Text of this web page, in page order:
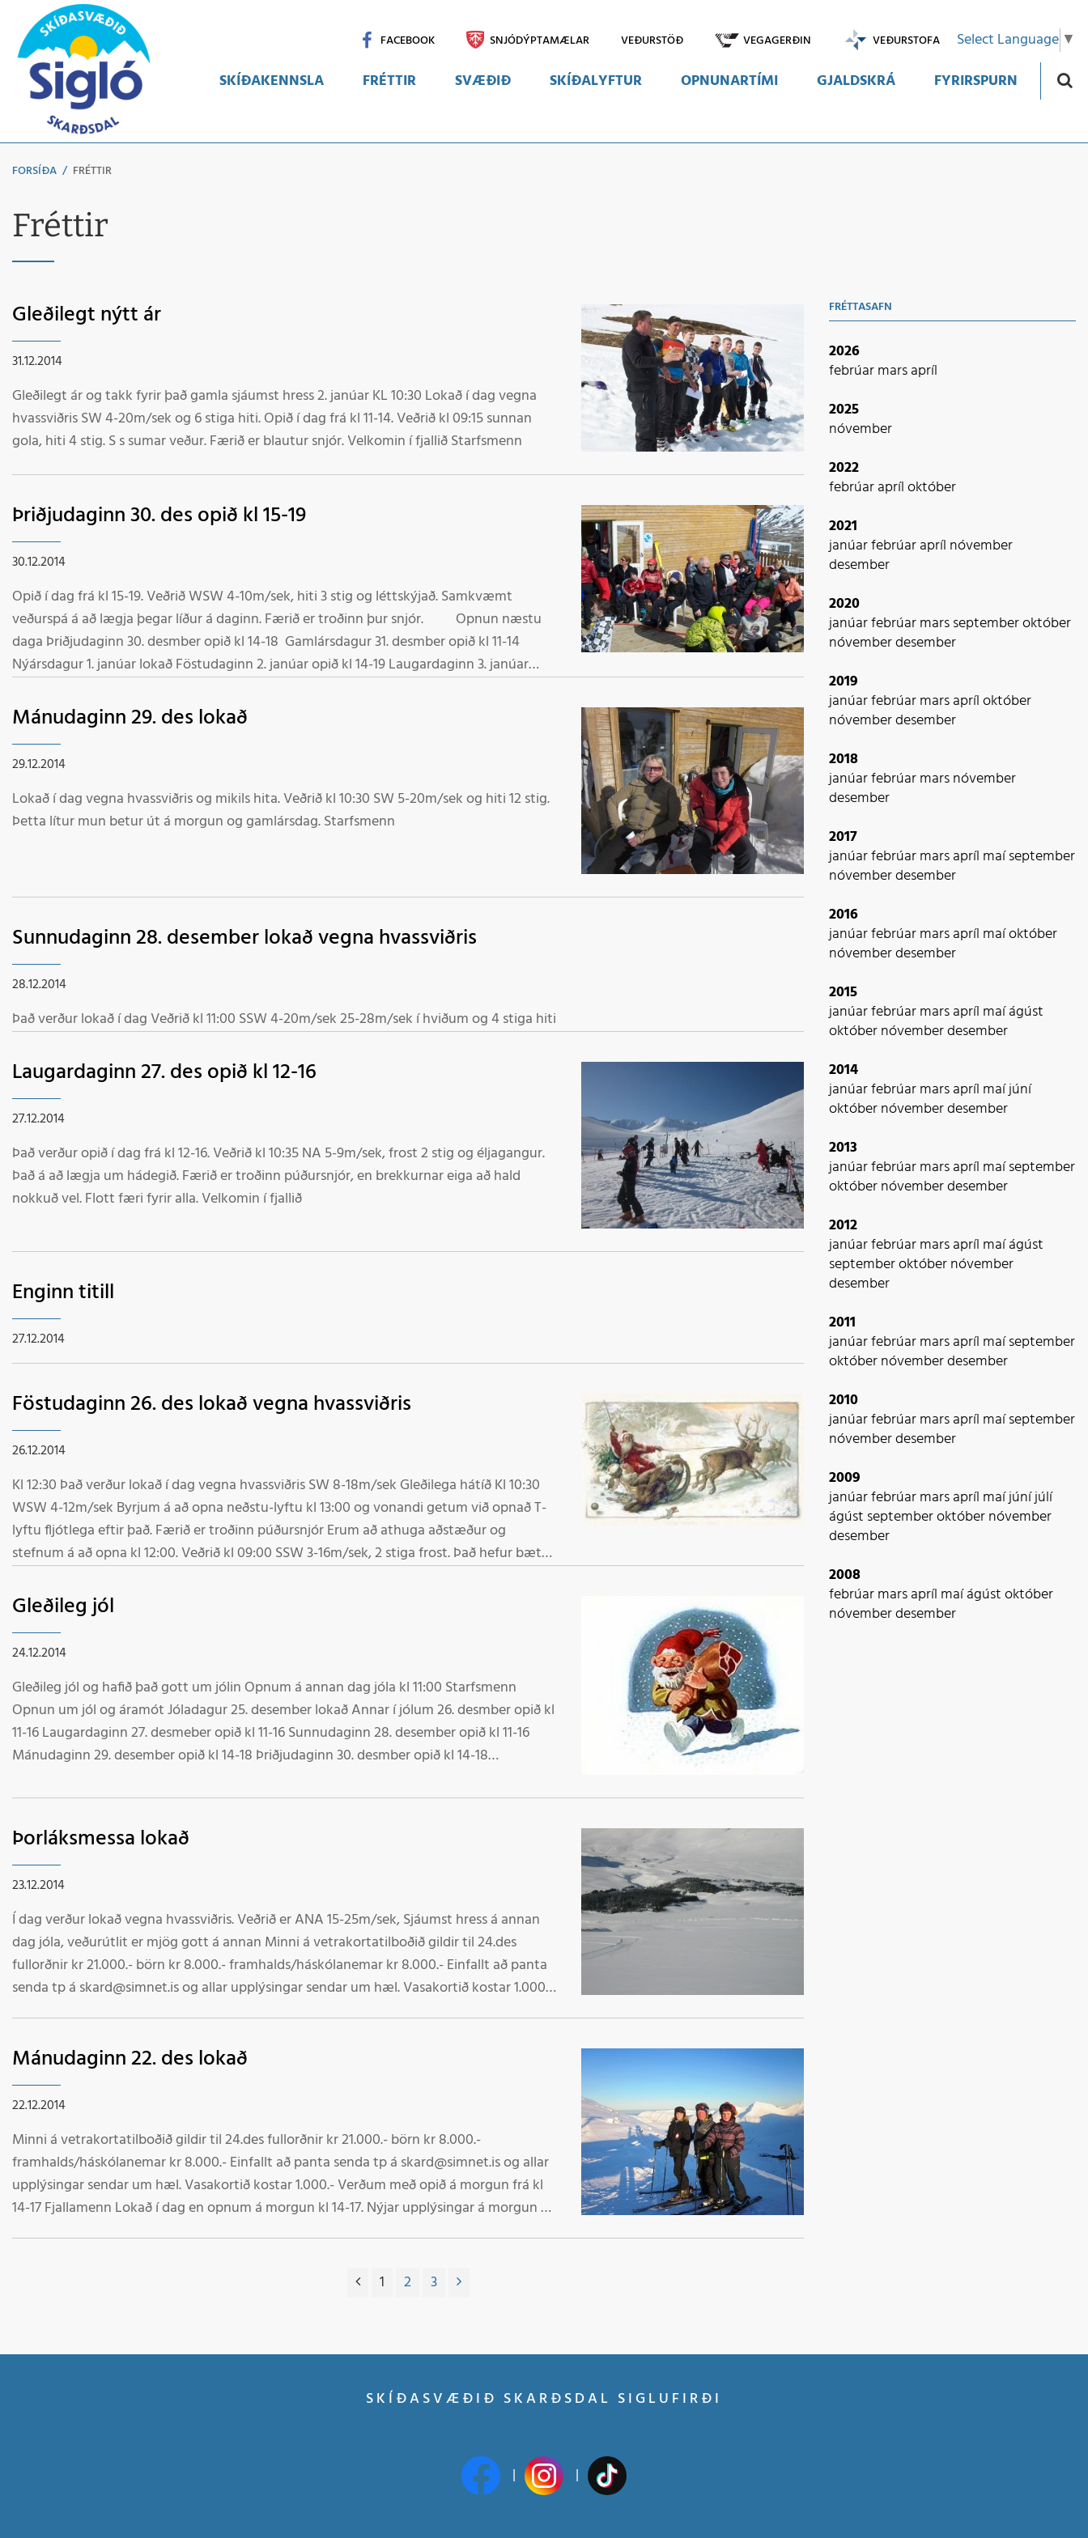
Select Language ▼
FACEBOOK SNJÓDÝPTAMÆLAR VEÐURSTÖÐ VEGAGERÐIN VEÐURSTOFA
SKÍÐAKENNSLA FRÉTTIR SVÆÐIÐ
Svæðið
SKÍÐALYFTUR OPNUNARTÍMI GJALDSKRÁ FYRIRSPURN
Leita
FORSÍÐA / FRÉTTIR
Fréttir
Gleðilegt nýtt ár
31.12.2014
Gleðilegt ár og takk fyrir það gamla sjáumst hress 2. janúar KL 10:30 Lokað í dag vegna
hvassviðris SW 4-20m/sek og 6 stiga hiti. Opið í dag frá kl 11-14. Veðrið kl 09:15 sunnan
gola, hiti 4 stig. S s sumar veður. Færið er blautur snjór. Velkomin í fjallið Starfsmenn
Þriðjudaginn 30. des opið kl 15-19
30.12.2014
Opið í dag frá kl 15-19. Veðrið WSW 4-10m/sek, hiti 3 stig og léttskýjað. Samkvæmt
veðurspá á að lægja þegar líður á daginn. Færið er troðinn þur snjór. Opnun næstu
daga Þriðjudaginn 30. desmber opið kl 14-18 Gamlársdagur 31. desmber opið kl 11-14
Nýársdagur 1. janúar lokað Föstudaginn 2. janúar opið kl 14-19 Laugardaginn 3. janúar
Mánudaginn 29. des lokað
29.12.2014
Lokað í dag vegna hvassviðris og mikils hita. Veðrið kl 10:30 SW 5-20m/sek og hiti 12 stig.
Þetta lítur mun betur út á morgun og gamlársdag. Starfsmenn
Sunnudaginn 28. desember lokað vegna hvassviðris
28.12.2014
Það verður lokað í dag Veðrið kl 11:00 SSW 4-20m/sek 25-28m/sek í hviðum og 4 stiga hiti
Laugardaginn 27. des opið kl 12-16
27.12.2014
Það verður opið í dag frá kl 12-16. Veðrið kl 10:35 NA 5-9m/sek, frost 2 stig og éljagangur.
Það á að lægja um hádegið. Færið er troðinn púðursnjór, en brekkurnar eiga að hald
nokkuð vel. Flott færi fyrir alla. Velkomin í fjallið
Enginn titill
27.12.2014
Föstudaginn 26. des lokað vegna hvassviðris
26.12.2014
Kl 12:30 Það verður lokað í dag vegna hvassviðris SW 8-18m/sek Gleðilega hátíð Kl 10:30
WSW 4-12m/sek Byrjum á að opna neðstu-lyftu kl 13:00 og vonandi getum við opnað T-
lyftu fljótlega eftir það. Færið er troðinn púðursnjór Erum að athuga aðstæður og
stefnum á að opna kl 12:00. Veðrið kl 09:00 SSW 3-16m/sek, 2 stiga frost. Það hefur bætt
Gleðileg jól
24.12.2014
Gleðileg jól og hafið það gott um jólin Opnum á annan dag jóla kl 11:00 Starfsmenn
Opnun um jól og áramót Jóladagur 25. desember lokað Annar í jólum 26. desmber opið kl
11-16 Laugardaginn 27. desmeber opið kl 11-16 Sunnudaginn 28. desember opið kl 11-16
Mánudaginn 29. desember opið kl 14-18 Þriðjudaginn 30. desmber opið kl 14-18
Þorláksmessa lokað
23.12.2014
Í dag verður lokað vegna hvassviðris. Veðrið er ANA 15-25m/sek, Sjáumst hress á annan
dag jóla, veðurútlit er mjög gott á annan Minni á vetrakortatilboðið gildir til 24.des
fullorðnir kr 21.000.- börn kr 8.000.- framhalds/háskólanemar kr 8.000.- Einfallt að panta
senda tp á skard@simnet.is og allar upplýsingar sendar um hæl. Vasakortið kostar 1.000.-
Mánudaginn 22. des lokað
22.12.2014
Minni á vetrakortatilboðið gildir til 24.des fullorðnir kr 21.000.- börn kr 8.000.-
framhalds/háskólanemar kr 8.000.- Einfallt að panta senda tp á skard@simnet.is og allar
upplýsingar sendar um hæl. Vasakortið kostar 1.000.- Verðum með opið á morgun frá kl
14-17 Fjallamenn Lokað í dag en opnum á morgun kl 14-17. Nýjar upplýsingar á morgun kl
1 2 3
FRÉTTASAFN
2026
febrúarmarsapríl
2025
nóvember
2022
febrúarapríloktóber
2021
janúarfebrúarapríl nóvember
desember
2020
janúarfebrúarmarsseptemberoktóber
nóvemberdesember
2019
janúarfebrúarmarsapríloktóber
nóvemberdesember
2018
janúarfebrúarmarsnóvember
desember
2017
janúarfebrúarmarsapríl maíseptember
nóvemberdesember
2016
janúarfebrúarmarsapríl maíoktóber
nóvemberdesember
2015
janúarfebrúarmarsapríl maíágúst
októbernóvemberdesember
2014
janúarfebrúarmarsapríl maíjúní
októbernóvemberdesember
2013
janúarfebrúarmarsapríl maíseptember
októbernóvemberdesember
2012
janúarfebrúarmarsapríl maíágúst
septemberoktóbernóvember
desember
2011
janúarfebrúarmarsapríl maíseptember
októbernóvemberdesember
2010
janúarfebrúarmarsapríl maíseptember
nóvemberdesember
2009
janúarfebrúarmarsapríl maíjúníjúlí
ágúst septemberoktóbernóvember
desember
2008
febrúarmarsapríl maíágústoktóber
nóvemberdesember
SKÍÐASVÆÐIÐ SKARÐSDAL SIGLUFIRÐI